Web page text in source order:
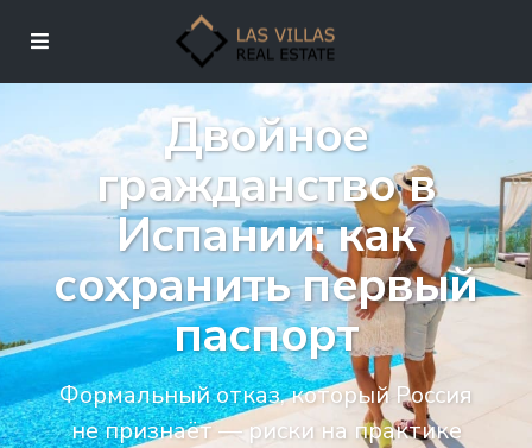
Двойное
гражданство в
Испании: как
сохранить первый
паспорт
Формальный отказ, который Россия
не признаёт — риски на практике